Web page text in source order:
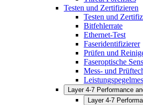
Testen und Zertifizieren
Testen und
Bitfehlerrate
Ethernet-Test
Faseridentifizierer
Prüfen und
Faseroptische
Mess- und
Layer 4-7 Performance
Layer 4-7